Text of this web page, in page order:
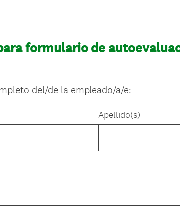
formulario de
del/de la empleado/a/e:
Apellido(s)